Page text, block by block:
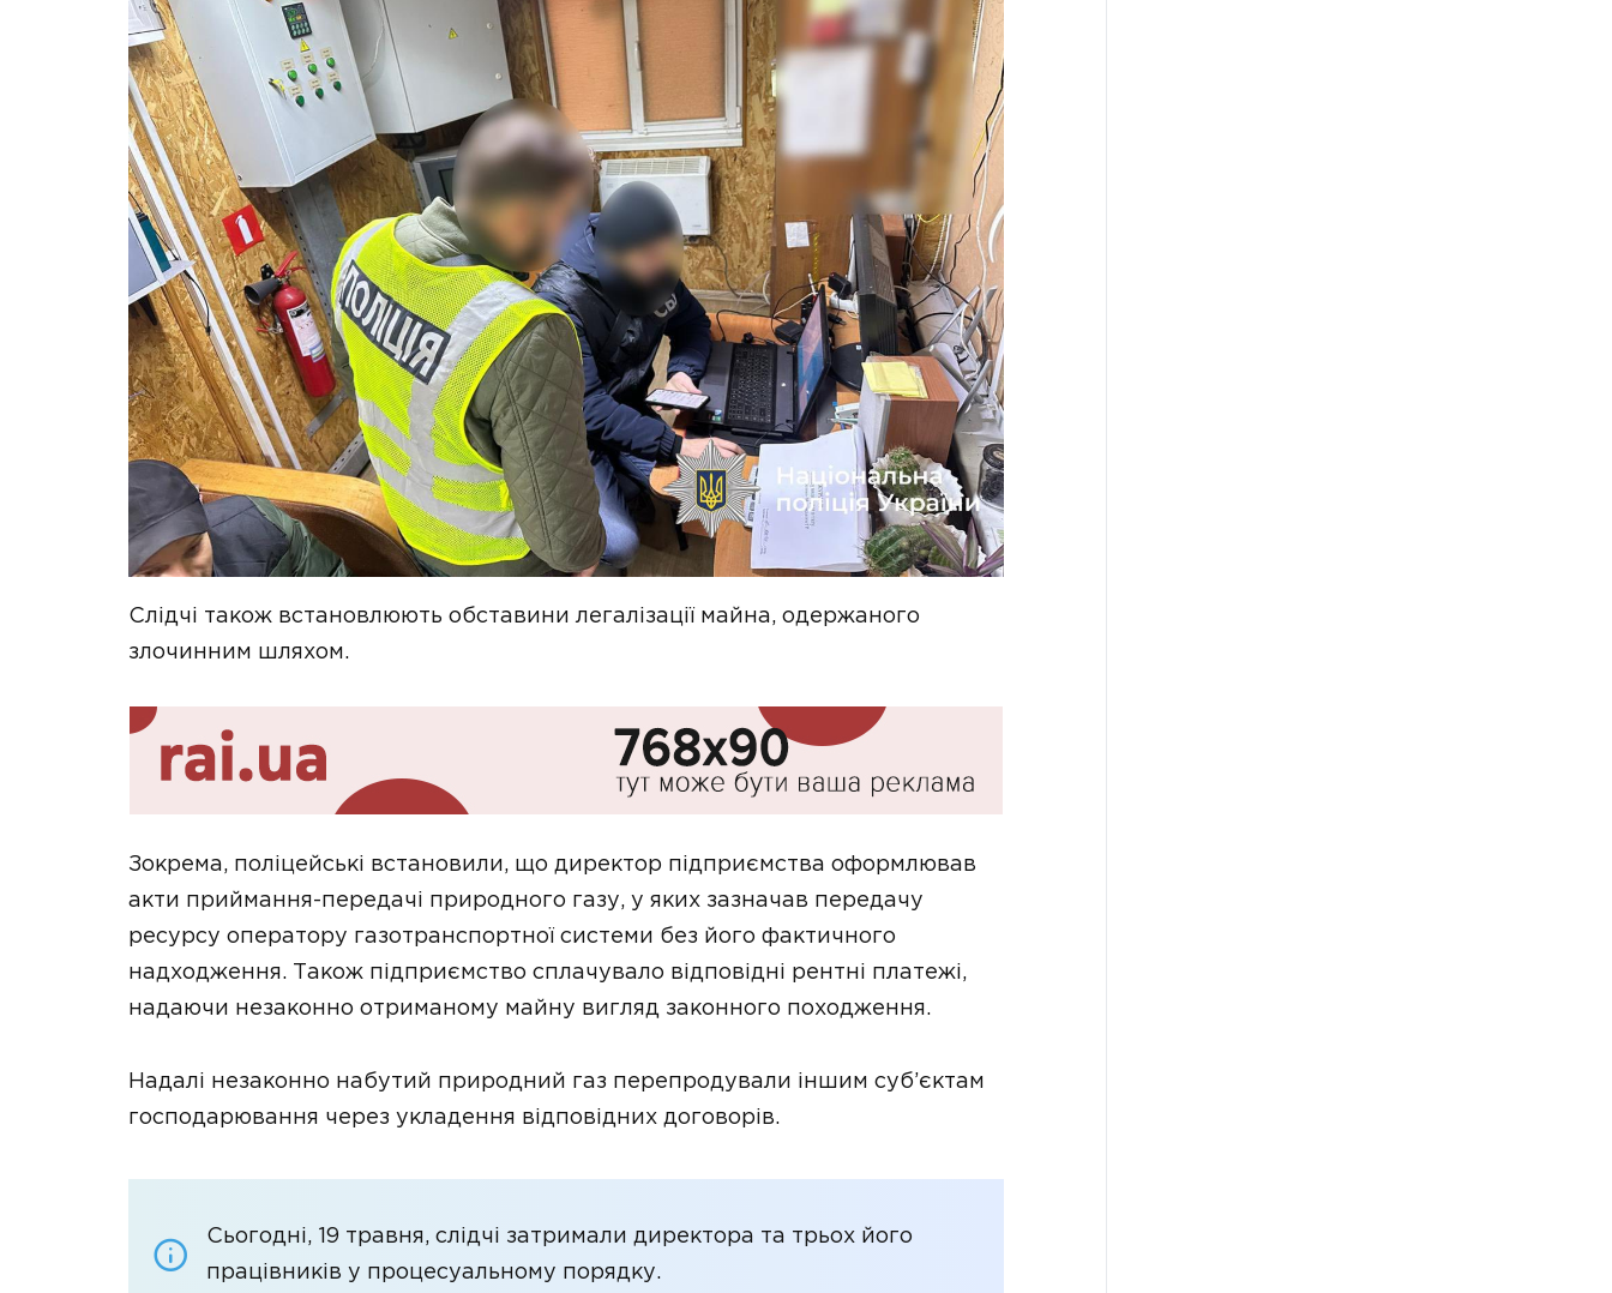
Слідчі також встановлюють обставини легалізації майна, одержаного
злочинним шляхом.
Зокрема, поліцейські встановили, що директор підприємства оформлював
акти приймання-передачі природного газу, у яких зазначав передачу
ресурсу оператору газотранспортної системи без його фактичного
надходження. Також підприємство сплачувало відповідні рентні платежі,
надаючи незаконно отриманому майну вигляд законного походження.
Надалі незаконно набутий природний газ перепродували іншим суб’єктам
господарювання через укладення відповідних договорів.
Сьогодні, 19 травня, слідчі затримали директора та трьох його
працівників у процесуальному порядку.